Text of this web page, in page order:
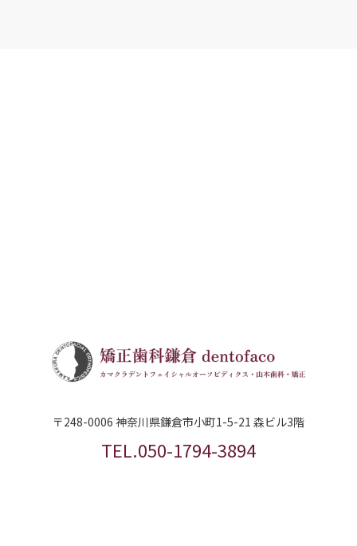
〒248-0006 神奈川県鎌倉市小町1-5-21 森ビル3階
TEL.050-1794-3894